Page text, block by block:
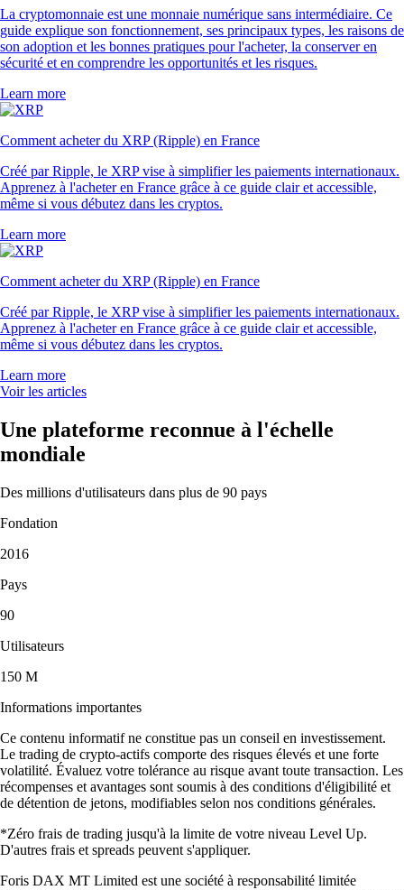
La cryptomonnaie est une monnaie numérique sans intermédiaire. Ce
guide explique son fonctionnement, ses principaux types, les raisons de
son adoption et les bonnes pratiques pour l'acheter, la conserver en
sécurité et en comprendre les opportunités et les risques.
Learn more
Comment acheter du XRP (Ripple) en France
Créé par Ripple, le XRP vise à simplifier les paiements internationaux.
Apprenez à l'acheter en France grâce à ce guide clair et accessible,
même si vous débutez dans les cryptos.
Learn more
Comment acheter du XRP (Ripple) en France
Créé par Ripple, le XRP vise à simplifier les paiements internationaux.
Apprenez à l'acheter en France grâce à ce guide clair et accessible,
même si vous débutez dans les cryptos.
Learn more
Voir les articles
Une plateforme reconnue à l'échelle
mondiale
Des millions d'utilisateurs dans plus de 90 pays
Fondation
2016
Pays
90
Utilisateurs
150 M
Informations importantes
Ce contenu informatif ne constitue pas un conseil en investissement.
Le trading de crypto-actifs comporte des risques élevés et une forte
volatilité. Évaluez votre tolérance au risque avant toute transaction. Les
récompenses et avantages sont soumis à des conditions d'éligibilité et
de détention de jetons, modifiables selon nos conditions générales.
*Zéro frais de trading jusqu'à la limite de votre niveau Level Up.
D'autres frais et spreads peuvent s'appliquer.
Foris DAX MT Limited est une société à responsabilité limitée